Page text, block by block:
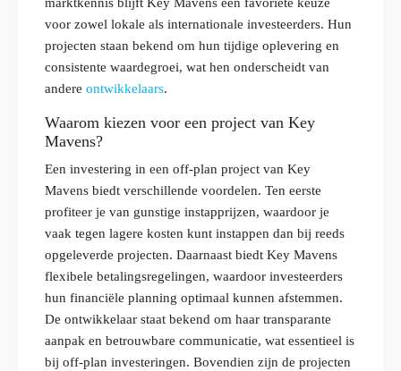
voor zowel lokale als internationale investeerders. Hun
projecten staan bekend om hun tijdige oplevering en
consistente waardegroei, wat hen onderscheidt van
andere ontwikkelaars.
Waarom kiezen voor een project van Key
Mavens?
Een investering in een off-plan project van Key
Mavens biedt verschillende voordelen. Ten eerste
profiteer je van gunstige instapprijzen, waardoor je
vaak tegen lagere kosten kunt instappen dan bij reeds
opgeleverde projecten. Daarnaast biedt Key Mavens
flexibele betalingsregelingen, waardoor investeerders
hun financiële planning optimaal kunnen afstemmen.
De ontwikkelaar staat bekend om haar transparante
aanpak en betrouwbare communicatie, wat essentieel is
bij off-plan investeringen. Bovendien zijn de projecten